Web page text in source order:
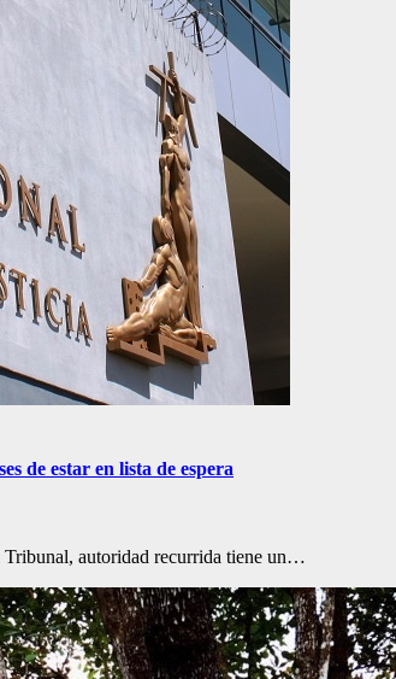
de estar en lista de espera
Tribunal, autoridad recurrida tiene un…